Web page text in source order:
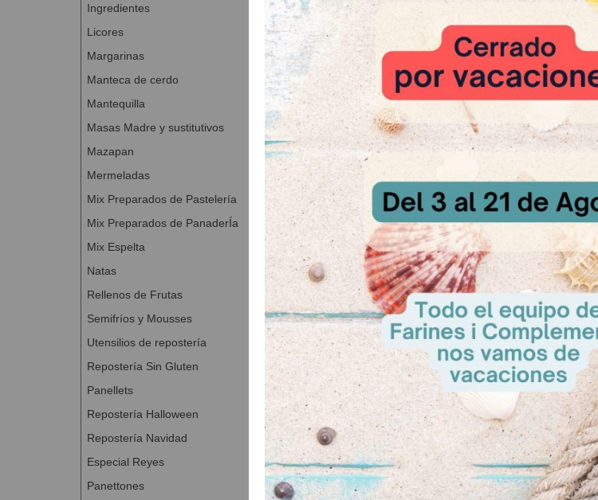
Ingredientes
Licores
Margarinas
Manteca de cerdo
Mantequilla
Masas Madre y sustitutivos
Mazapan
Mermeladas
Mix Preparados de Pastelería
Mix Preparados de PanaderÍa
Mix Espelta
Natas
Rellenos de Frutas
Semifríos y Mousses
Utensilios de repostería
Repostería Sin Gluten
Panellets
Repostería Halloween
Repostería Navidad
Especial Reyes
Panettones
Mezclar los ingredientes de la masa en batidora con pala
hasta conseguir una masa homogénea.
Marmolear ligeramente con PASTA LATTE MACCHIATO.
Extender y alisar la masa en un molde rectangular de 60 x
Cocer a 170 ºC durante 40 – 45 minutos.
Una vez frío, espolvorear con azúcar glas y cortar en